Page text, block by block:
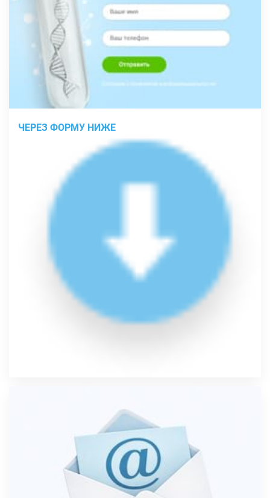
ЧЕРЕЗ ФОРМУ НИЖЕ